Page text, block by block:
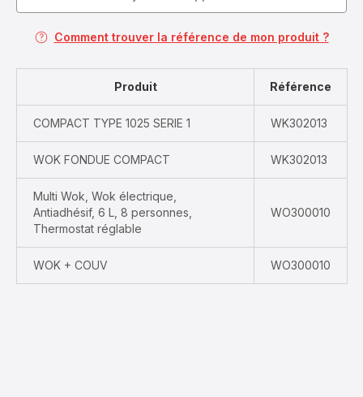
Comment trouver la référence de mon produit ?
Produit Référence
COMPACT TYPE 1025 SERIE 1 WK302013
WOK FONDUE COMPACT WK302013
Multi Wok, Wok électrique,
Antiadhésif, 6 L, 8 personnes,
Thermostat réglable
WO300010
WOK + COUV WO300010